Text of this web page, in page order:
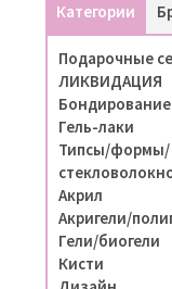
Категории
Подарочные
ЛИКВИДАЦИЯ
Бондирование
Гель-лаки
Типсы/формы/
Акрил
Акригели/
Гели/биогели
Кисти